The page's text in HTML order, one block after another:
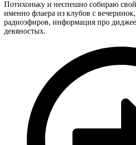
Потихоньку и неспешно собираю
именно флаера из клубов с
радиоэфиров, информация про
девяностых.